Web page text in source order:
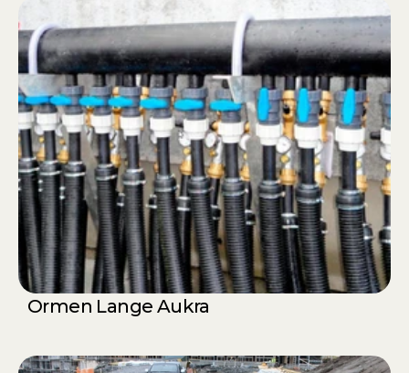
Ormen Lange Aukra